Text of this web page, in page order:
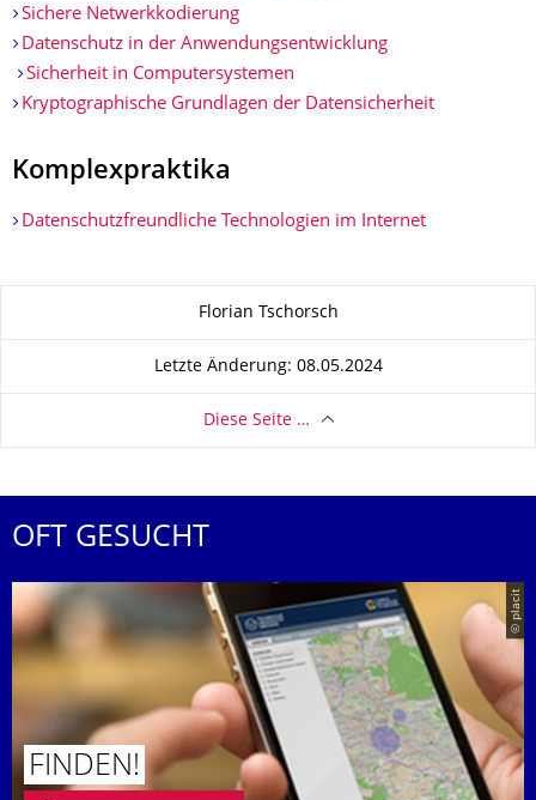
Sichere Netwerkkodierung
Datenschutz in der Anwendungsentwicklung
Sicherheit in Computersystemen
Kryptographische Grundlagen der Datensicherheit
Komplexpraktika
Datenschutzfreundliche Technologien im Internet
Florian Tschorsch
Letzte Änderung: 08.05.2024
Diese Seite …
OFT GESUCHT
© placit
FINDEN!